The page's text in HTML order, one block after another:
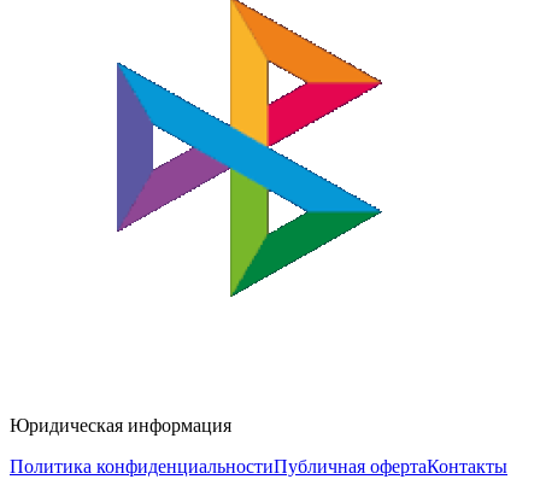
Юридическая информация
Политика конфиденциальностиПубличная офертаКонтакты